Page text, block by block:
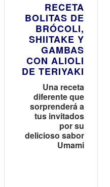
RECETA
BOLITAS DE
BRÓCOLI,
SHIITAKE Y
GAMBAS
CON ALIOLI
DE TERIYAKI
Una receta
diferente que
sorprenderá a
tus invitados
por su
delicioso sabor
Umami